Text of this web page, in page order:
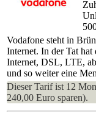
Vodafone steht in
Internet. In der Tat
Internet, DSL, LTE,
und so weiter eine
Dieser Tarif ist 12
240,00 Euro sparen).